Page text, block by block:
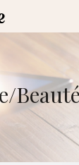
Beauté